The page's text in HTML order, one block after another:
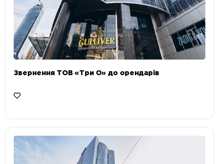
Звернення ТОВ «Три О» до орендарів